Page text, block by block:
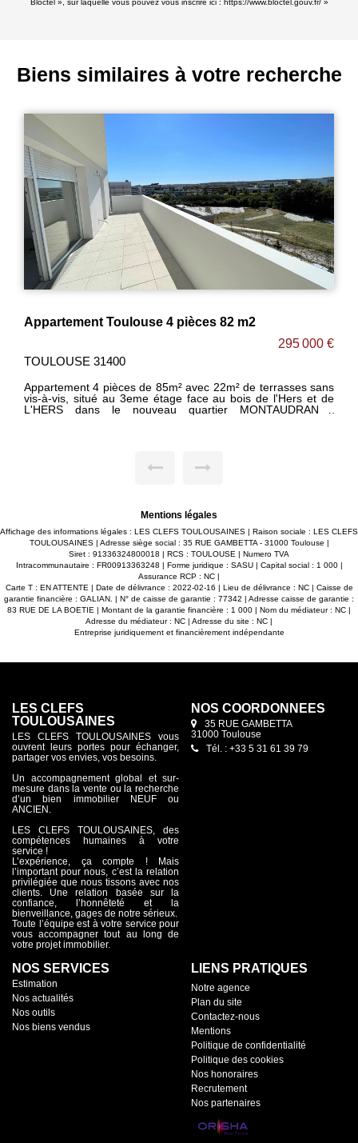
Biens similaires à votre recherche
365 000 €
TOULOUSE 31200
DISPONIBLE RAPIDEMENT ! GRANDE TERRASSE DE 24m²
en dernier étage ! [ résidence principale + conditions de
revenus ] Appartement 4 pièces de 112m² [93m² carrez] en
cette belle terrasse en bois. -3 belles chambres avec
Possibilité de personnaliser le logement). -2 places de
parking en sous-sol avec accès sécurisé. Maxime
FONTENELLE LES CLEFS TOULOUSAINES
Mentions légales
Affichage des informations légales : LES CLEFS TOULOUSAINES | Raison sociale : LES CLEFS
TOULOUSAINES | Adresse siège social : 35 RUE GAMBETTA - 31000 Toulouse |
Siret : 91336324800018 | RCS : TOULOUSE | Numero TVA
Intracommunautaire : FR00913363248 | Forme juridique : SASU | Capital social : 1 000 |
Assurance RCP : NC |
Carte T : EN ATTENTE | Date de délivrance : 2022-02-16 | Lieu de délivrance : NC | Caisse de
garantie financière : GALIAN. | N° de caisse de garantie : 77342 | Adresse caisse de garantie :
83 RUE DE LA BOETIE | Montant de la garantie financière : 1 000 | Nom du médiateur : NC |
Adresse du médiateur : NC | Adresse du site : NC |
Entreprise juridiquement et financièrement indépendante
LES CLEFS
TOULOUSAINES
LES CLEFS TOULOUSAINES vous
ouvrent leurs portes pour échanger,
partager vos envies, vos besoins.
Un accompagnement global et sur-
mesure dans la vente ou la recherche
d’un bien immobilier NEUF ou
ANCIEN.
LES CLEFS TOULOUSAINES, des
compétences humaines à votre
service !
L’expérience, ça compte ! Mais
l’important pour nous, c’est la relation
privilégiée que nous tissons avec nos
clients. Une relation basée sur la
confiance, l’honnêteté et la
bienveillance, gages de notre sérieux.
Toute l’équipe est à votre service pour
vous accompagner tout au long de
votre projet immobilier.
NOS COORDONNÉES
35 RUE GAMBETTA
31000 Toulouse
Tél. : +33 5 31 61 39 79
NOS SERVICES
Estimation
Nos actualités
Nos outils
Nos biens vendus
LIENS PRATIQUES
Notre agence
Plan du site
Contactez-nous
Mentions
Politique de confidentialité
Politique des cookies
Nos honoraires
Recrutement
Nos partenaires